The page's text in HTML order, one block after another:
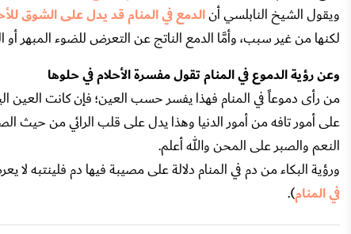
ويقول الشيخ النابلسي أنالدمع في المنام قد يدل على الشوق
لكنها من غير سبب، وأمَّا الدمع الناتج عن التعرض للضوء المبهر
وعن رؤية الدموع في المنام تقول مفسرة الأحلام في حلوها
من رأى دموعاً في المنام فهذا يفسر حسب العين؛ فإن كانت العين
على أمور تافه من أمور الدنيا وهذا يدل على قلب الرائي من حيث
النعم والصبر على المحن والله أعلم.
ورؤية البكاء من دم في المنام دلالة على مصيبة فيها دم فلينتبه لا
في المنام).